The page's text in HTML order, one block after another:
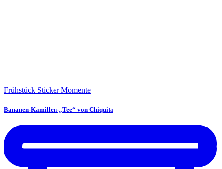
Frühstück Sticker Momente
Bananen-Kamillen-„Tee“ von Chiquita